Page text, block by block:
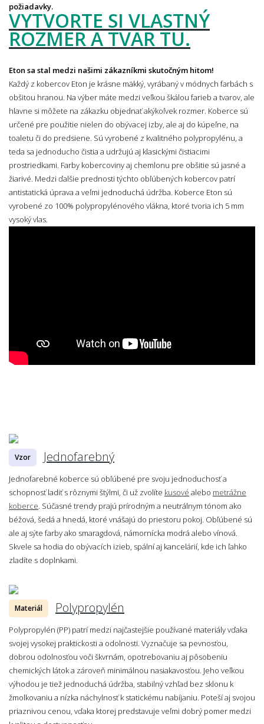
požiadavky.
VYTVORTE SI VLASTNÝ
ROZMER A TVAR TU.
Eton sa stal medzi našimi zákazníkmi skutočným hitom!
Každý z kobercov Eton je krásne mäkký, vyrábaný v módnych farbách s
obšitou hranou. Na výber máte medzi veľkou škálou farieb a tvarov, ale
hlavne si môžete na zákazku objednať akýkoľvek rozmer. Koberce sú
určené pre použitie nielen do obývacej izby, ale aj do kúpeľne, na
toaletu či do predsiene. Sú vyrobené z kvalitného polypropylénu, a
teda sa jednoducho čistia a udržujú aj klasickými čistiacimi
prostriedkami. Farby kobercoviny aj chemlonu pre obšitie sú jasné a
žiarivé. Medzi ďalšie prednosti týchto obľúbených kobercov patrí
antistatická úprava a veľmi jednoduchá údržba. Koberce Eton sú
vyrobené zo 100% polypropylénového vlákna, ktoré tvoria ich 5 mm
vysoký vlas.
Vzor Jednofarebný
Jednofarebné koberce sú obľúbené pre svoju jednoduchosť a
schopnosť ladiť s rôznymi štýlmi, či už zvolíte kusové alebo metrážne
koberce. Súčasné trendy prajú prírodným a neutrálnym tónom ako
béžová, šedá a hnedá, ktoré vnášajú do priestoru pokoj. Obľúbené sú
ale aj sýte farby ako smaragdová, námornícka modrá alebo vínová.
Skvele sa hodia do obývacích izieb, spální aj kancelárií, kde ich ľahko
zladíte s doplnkami.
Materiál Polypropylén
Polypropylén (PP) patrí medzi najčastejšie používané materiály vďaka
svojej vysokej praktickosti a odolnosti. Vyznačuje sa pevnosťou,
dobrou odolnosťou voči škvrnám, opotrebovaniu aj pôsobeniu
chemických látok a zároveň minimálnou nasiakavosťou. Jeho veľkou
výhodou je tiež jednoduchá údržba, stabilný vzhľad bez sklonu k
žmolkovaniu a nízka náchylnosť k statickému nabíjaniu. Poteší aj svojou
priaznivou cenou, vďaka ktorej predstavuje veľmi dobrý pomer medzi